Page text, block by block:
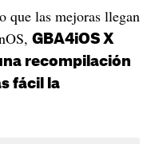
que las mejoras llegan
GBA4iOS X
recompilación
fácil la